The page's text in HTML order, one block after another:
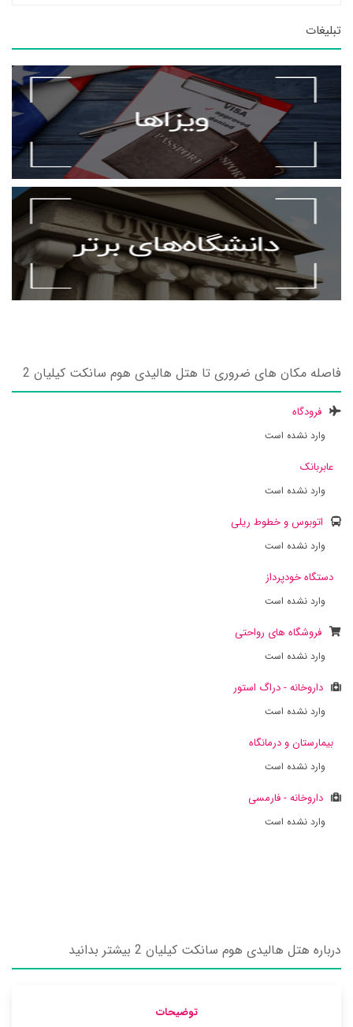
تبلیغات
فاصله مکان های ضروری تا هتل هالیدی هوم سانکت کیلیان 2
فرودگاه
وارد نشده است
عابربانک
وارد نشده است
اتوبوس و خطوط ریلی
وارد نشده است
دستگاه خودپرداز
وارد نشده است
فروشگاه های رواحتی
وارد نشده است
داروخانه - دراگ استور
وارد نشده است
بیمارستان و درمانگاه
وارد نشده است
داروخانه - فارمسی
وارد نشده است
درباره هتل هالیدی هوم سانکت کیلیان 2 بیشتر بدانید
توضیحات